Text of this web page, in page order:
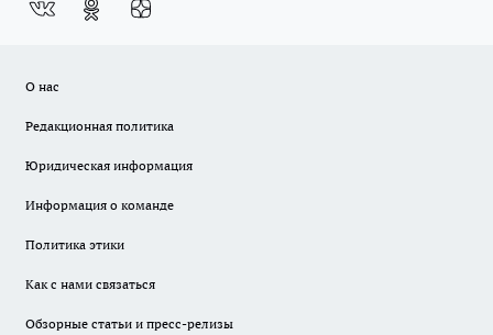
О нас
Редакционная политика
Юридическая информация
Информация о команде
Политика этики
Как с нами связаться
Обзорные статьи и пресс-релизы